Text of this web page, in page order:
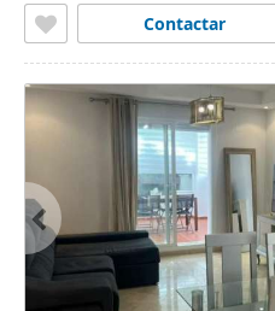
Contactar